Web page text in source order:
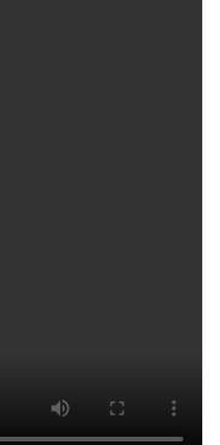
ange­spült von der